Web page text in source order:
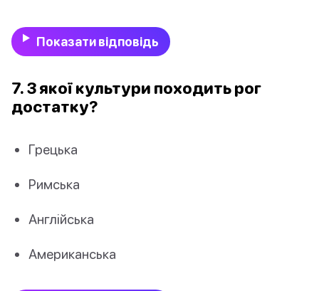
Показати відповідь
7. З якої культури походить рог
достатку?
Грецька
Римська
Англійська
Американська